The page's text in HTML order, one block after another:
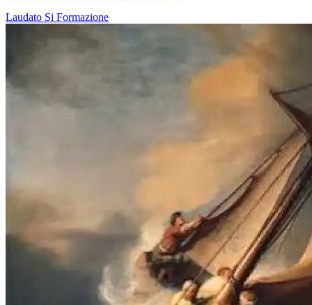
Laudato Si Formazione